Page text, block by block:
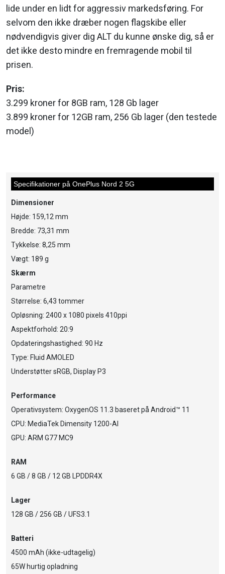
lide under en lidt for aggressiv markedsføring. For
selvom den ikke dræber nogen flagskibe eller
nødvendigvis giver dig ALT du kunne ønske dig, så er
det ikke desto mindre en fremragende mobil til
prisen.
Pris:
3.299 kroner for 8GB ram, 128 Gb lager
3.899 kroner for 12GB ram, 256 Gb lager (den testede
model)
Specifikationer på OnePlus Nord 2 5G
Dimensioner
Højde: 159,12 mm
Bredde: 73,31 mm
Tykkelse: 8,25 mm
Vægt: 189 g
Skærm
Parametre
Størrelse: 6,43 tommer
Opløsning: 2400 x 1080 pixels 410ppi
Aspektforhold: 20:9
Opdateringshastighed: 90 Hz
Type: Fluid AMOLED
Understøtter sRGB, Display P3
Performance
Operativsystem: OxygenOS 11.3 baseret på Android™ 11
CPU: MediaTek Dimensity 1200-AI
GPU: ARM G77 MC9
RAM
6 GB / 8 GB / 12 GB LPDDR4X
Lager
128 GB / 256 GB / UFS3.1
Batteri
4500 mAh (ikke-udtagelig)
65W hurtig opladning